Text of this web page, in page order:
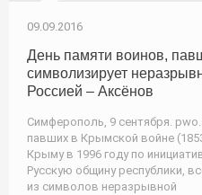
09.09.2016
День памяти воинов,
символизирует
Россией – Аксёнов
Симферополь, 9 сентября.
павших в Крымской войне
Крыму в 1996 году по
Русскую общину республики,
из символов неразрывной